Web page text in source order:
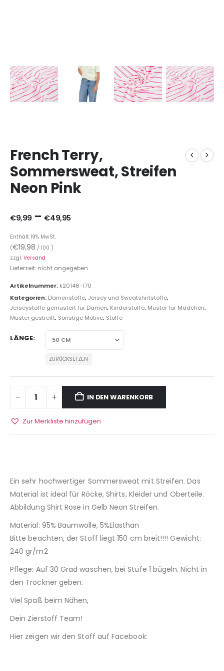
French Terry,
Sommersweat, Streifen
Neon Pink
€9,99 – €49,95
Enthält 19% MwSt.
(€19,98 / 100 )
zzgl. Versand
Lieferzeit: nicht angegeben
Artikelnummer: k20146-170
Kategorien: Damenstoffe,Jersey und Sweatshirtstoffe,
Jerseystoffe gemustert für Damen, Kinderstoffe, Muster für Mädchen,
Muster gestreift, Sonstige Motive, Stoffe
LÄNGE
ZURÜCKSETZEN
IN DEN WARENKORB
Zur Merkliste hinzufügen
Ein sehr hochwertiger Sommersweat mit Streifen. Das
Material ist ideal für Röcke, Shirts, Kleider und Oberteile.
Abbildung Shirt Rose in Gelb Neon Streifen.
Material: 95% Baumwolle, 5%Elasthan
Bitte beachten, der Stoff liegt 150 cm breit!!!! Gewicht:
240 gr/m2
Pflege: Auf 30 Grad waschen, bei Stufe 1 bügeln. Nicht in
den Trockner geben.
Viel Spaß beim Nähen,
Dein Zierstoff Team!
Hier zeigen wir den Stoff auf Facebook: